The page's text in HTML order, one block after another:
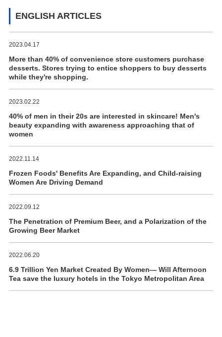
ENGLISH ARTICLES
2023.04.17
More than 40% of convenience store customers purchase
desserts. Stores trying to entice shoppers to buy desserts
while they're shopping.
2023.02.22
40% of men in their 20s are interested in skincare! Men's
beauty expanding with awareness approaching that of
women
2022.11.14
Frozen Foods' Benefits Are Expanding, and Child-raising
Women Are Driving Demand
2022.09.12
The Penetration of Premium Beer, and a Polarization of the
Growing Beer Market
2022.06.20
6.9 Trillion Yen Market Created By Women― Will Afternoon
Tea save the luxury hotels in the Tokyo Metropolitan Area